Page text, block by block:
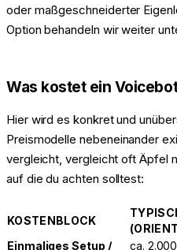
oder maßgeschneiderter
Option behandeln wir weiter
Was kostet ein
Hier wird es konkret und
Preismodelle nebeneinander
vergleicht, vergleicht oft Äpfel
auf die du achten solltest:
KOSTENBLOCK
Einmaliges Setup /
ca.